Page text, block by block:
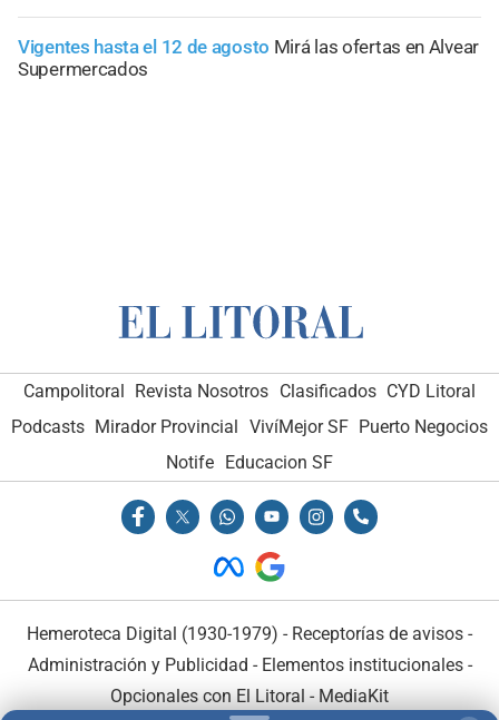
Vigentes hasta el 12 de agosto Mirá las ofertas en Alvear
Supermercados
Campolitoral Revista Nosotros Clasificados CYD Litoral
Podcasts Mirador Provincial VivíMejor SF Puerto Negocios
Notife
Educacion SF
Hemeroteca Digital (1930-1979) - Receptorías de avisos -
Administración y Publicidad - Elementos institucionales-
Opcionales con El Litoral - MediaKit